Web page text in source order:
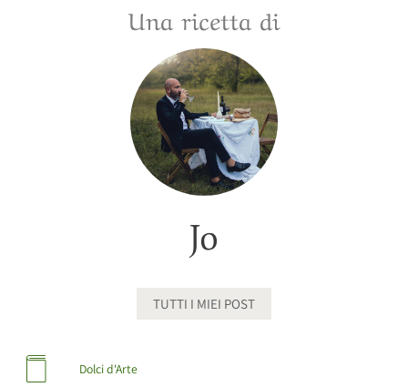
Una ricetta di
Jo
TUTTI I MIEI POST
Dolci d'Arte